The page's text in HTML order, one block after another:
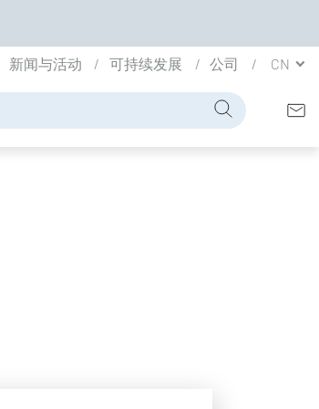
新闻与活动 可持续发展 公司 CN